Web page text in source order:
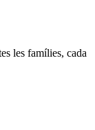
les famílies, cada